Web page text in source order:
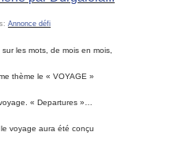
Annonce défi
les mots, de mois en mois,
thème le « VOYAGE »
« Departures »…
voyage aura été conçu